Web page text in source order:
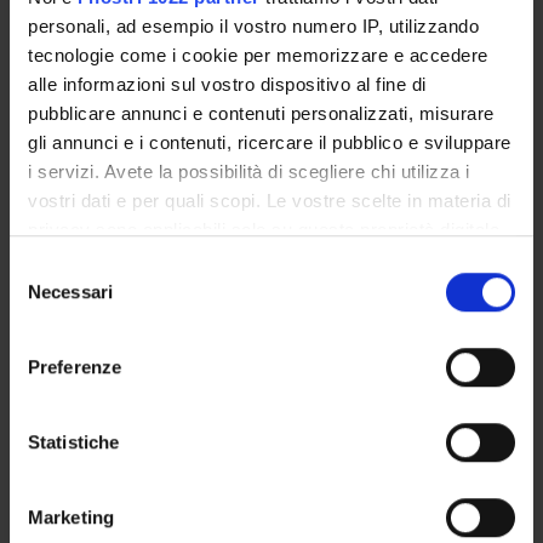
personali, ad esempio il vostro numero IP, utilizzando
tecnologie come i cookie per memorizzare e accedere
alle informazioni sul vostro dispositivo al fine di
pubblicare annunci e contenuti personalizzati, misurare
gli annunci e i contenuti, ricercare il pubblico e sviluppare
i servizi. Avete la possibilità di scegliere chi utilizza i
vostri dati e per quali scopi. Le vostre scelte in materia di
modificare o revocare il proprio consenso in qualsiasi
momento dalla Dichiarazione sui cookie o facendo clic
raccogliere informazioni sulla tua posizione
geografica, con un'approssimazione di qualche
Identificare il tuo dispositivo, scansionandolo
delNecessari
Preferenze
Statistiche
Marketing
Claudia Goss
Maria Angela Mazzi
Technical-administrative staff
Francesca Moretti
Associate Professor
Christa Zimmermann
Research Assistants
ACTIVITIES